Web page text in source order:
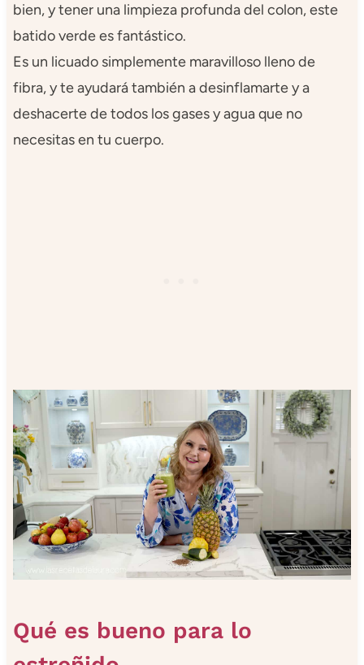
bien, y tener una limpieza profunda del colon, este
batido verde es fantástico.
Es un licuado simplemente maravilloso lleno de
fibra, y te ayudará también a desinflamarte y a
deshacerte de todos los gases y agua que no
necesitas en tu cuerpo.
Qué es bueno para lo